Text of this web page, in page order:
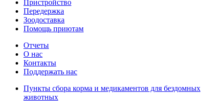
Пристройство
Передержка
Зоодоставка
Помощь приютам
Отчеты
О нас
Контакты
Поддержать нас
Пункты сбора корма и медикаментов для бездомных
животных